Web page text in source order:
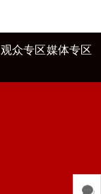
观众专区媒体专区